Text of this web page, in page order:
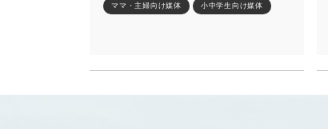
ママ・主婦向け媒体 小中学生向け媒体